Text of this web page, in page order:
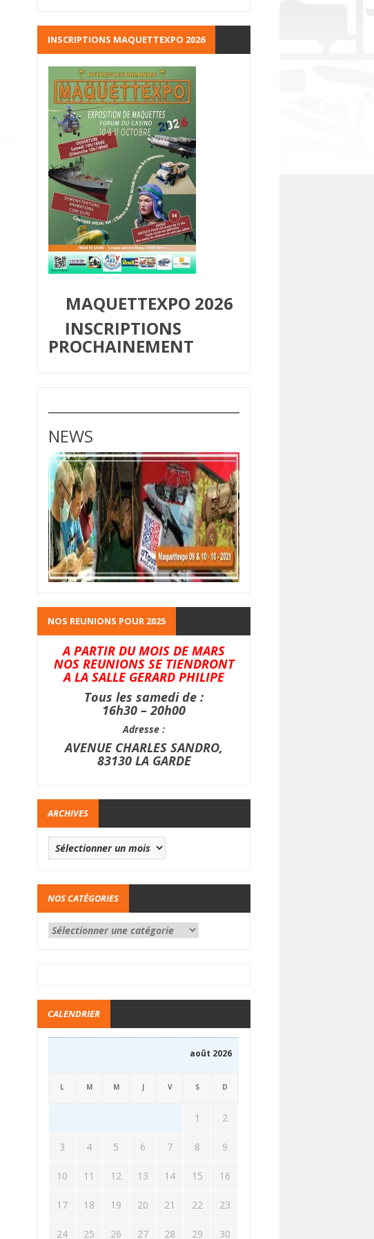
INSCRIPTIONS MAQUETTEXPO 2026
MAQUETTEXPO 2026
INSCRIPTIONS
PROCHAINEMENT
NEWS
NOS REUNIONS POUR 2025
A PARTIR DU MOIS DE MARS
NOS REUNIONS SE TIENDRONT
A LA SALLE GERARD PHILIPE
Tous les samedi de :
16h30 – 20h00
Adresse :
AVENUE CHARLES SANDRO,
83130 LA GARDE
ARCHIVES
NOS CATÉGORIES
CALENDRIER
août 2026
L M M J V S D
1 2
3 4 5 6 7 8 9
10 11 12 13 14 15 16
17 18 19 20 21 22 23
24 25 26 27 28 29 30